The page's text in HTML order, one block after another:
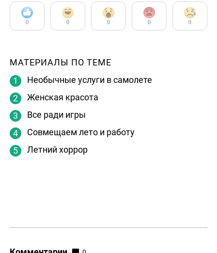
0 0 0 0 0
МАТЕРИАЛЫ ПО ТЕМЕ
Необычные услуги в самолете
Женская красота
Все ради игры
Совмещаем лето и работу
Летний хоррор